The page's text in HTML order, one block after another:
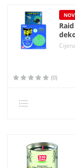
(0)